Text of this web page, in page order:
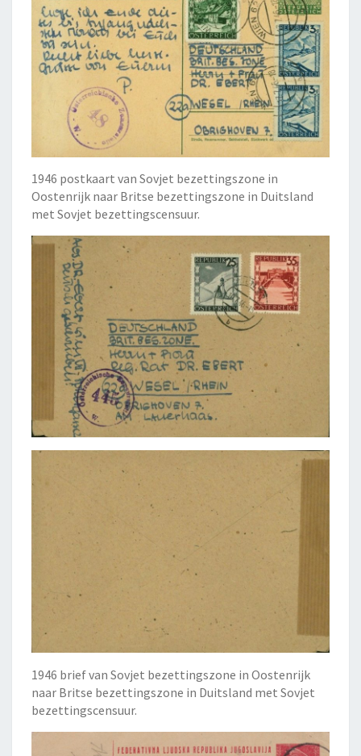
1946 postkaart van Sovjet bezettingszone in
Oostenrijk naar Britse bezettingszone in Duitsland
met Sovjet bezettingscensuur.
1946 brief van Sovjet bezettingszone in Oostenrijk
naar Britse bezettingszone in Duitsland met Sovjet
bezettingscensuur.